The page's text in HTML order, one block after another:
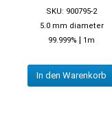
SKU: 900795-2
5.0 mm diameter
99.999% | 1m
In den Warenkorb